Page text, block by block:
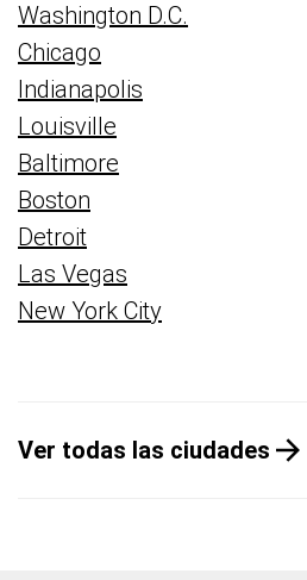
Washington D.C.
Chicago
Indianapolis
Louisville
Baltimore
Boston
Detroit
Las Vegas
New York City
Ver todas las ciudades